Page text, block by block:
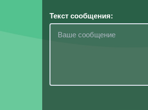
Текст сообщения: